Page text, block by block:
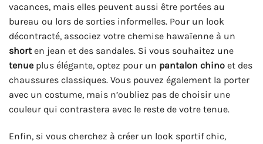
vacances, mais elles peuvent aussi être portées au
bureau ou lors de sorties informelles. Pour un look
décontracté, associez votre chemise hawaïenne à un
shorten jean et des sandales. Si vous souhaitez une
tenue plus élégante, optez pour un pantalon chino et des
chaussures classiques. Vous pouvez également la porter
avec un costume, mais n’oubliez pas de choisir une
couleur qui contrastera avec le reste de votre tenue.
Enfin, si vous cherchez à créer un look sportif chic,